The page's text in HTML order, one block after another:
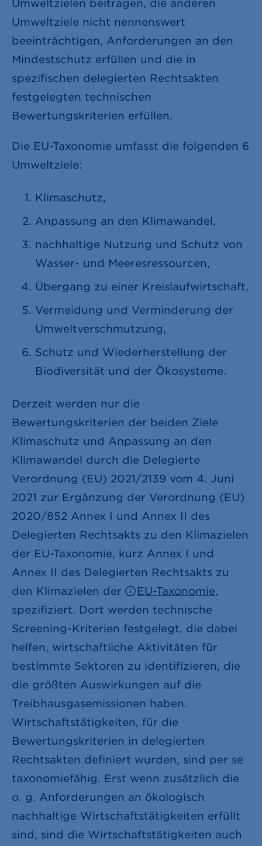
Umweltzielen beitragen, die anderen
Umweltziele nicht nennenswert
beeinträchtigen, Anforderungen an den
Mindestschutz erfüllen und die in
spezifischen delegierten Rechtsakten
festgelegten technischen
Bewertungskriterien erfüllen.
Die EU-Taxonomie umfasst die folgenden 6
Umweltziele:
Klimaschutz,
Anpassung an den Klimawandel,
nachhaltige Nutzung und Schutz von
Wasser- und Meeresressourcen,
Übergang zu einer Kreislaufwirtschaft,
Vermeidung und Verminderung der
Umweltverschmutzung,
Schutz und Wiederherstellung der
Biodiversität und der Ökosysteme.
Derzeit werden nur die
Bewertungskriterien der beiden Ziele
Klimaschutz und Anpassung an den
Klimawandel durch die Delegierte
Verordnung (EU) 2021/2139 vom 4. Juni
2021 zur Ergänzung der Verordnung (EU)
2020/852 Annex I und Annex II des
Delegierten Rechtsakts zu den Klimazielen
der EU-Taxonomie, kurz Annex I und
Annex II des Delegierten Rechtsakts zu
den Klimazielen der
EU-Taxonomie,
spezifiziert. Dort werden technische
Screening-Kriterien festgelegt, die dabei
helfen, wirtschaftliche Aktivitäten für
bestimmte Sektoren zu identifizieren, die
die größten Auswirkungen auf die
Treibhausgasemissionen haben.
Wirtschaftstätigkeiten, für die
Bewertungskriterien in delegierten
Rechtsakten definiert wurden, sind per se
taxonomiefähig. Erst wenn zusätzlich die
o. g. Anforderungen an ökologisch
nachhaltige Wirtschaftstätigkeiten erfüllt
sind, sind die Wirtschaftstätigkeiten auch